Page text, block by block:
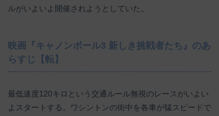
ルがいよいよ開催されようとしていた。
映画『キャノンボール3 新しき挑戦者たち』のあ
らすじ【転】
最低速度120キロという交通ルール無視のレースがいよい
よスタートする。ワシントンの街中を各車が猛スピードで